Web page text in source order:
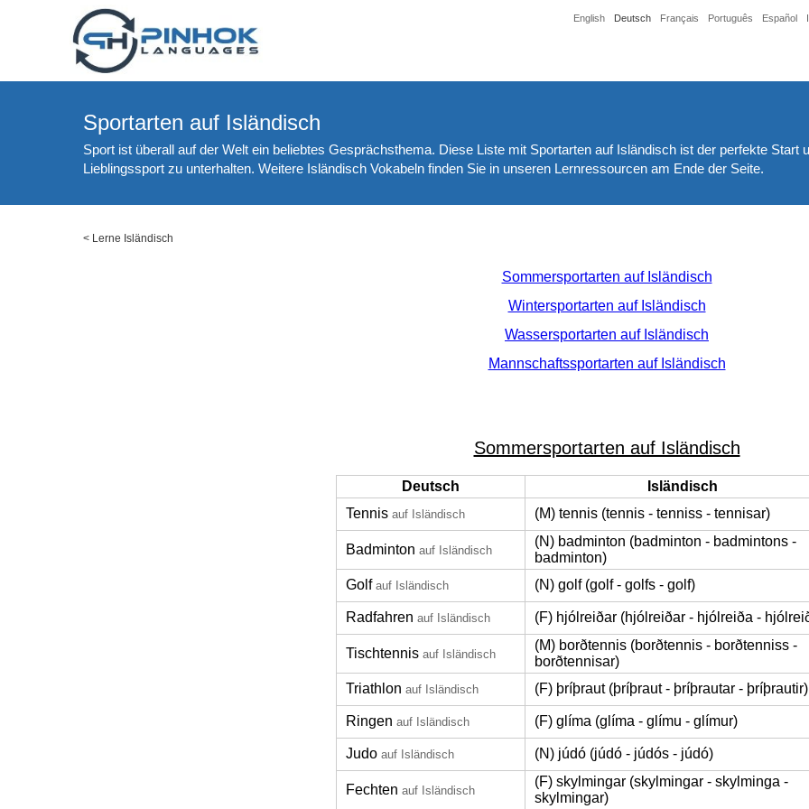
English Deutsch Français Português Español
Sportarten auf Isländisch
Sport ist überall auf der Welt ein beliebtes Gesprächsthema. Diese Liste mit Sportarten auf Isländisch ist der perfekte Start
Lieblingssport zu unterhalten. Weitere Isländisch Vokabeln finden Sie in unseren Lernressourcen am Ende der Seite.
< Lerne Isländisch
Sommersportarten auf Isländisch
Wintersportarten auf Isländisch
Wassersportarten auf Isländisch
Mannschaftssportarten auf Isländisch
Sommersportarten auf Isländisch
Deutsch
Isländisch
Tennis auf Isländisch (M) tennis (tennis - tenniss - tennisar)
Badminton auf Isländisch
(N) badminton (badminton - badmintons -
badminton)
Golf auf Isländisch (N) golf (golf - golfs - golf)
Radfahren auf Isländisch (F) hjólreiðar (hjólreiðar - hjólreiða -
Tischtennis auf Isländisch
(M) borðtennis (borðtennis - borðtenniss -
borðtennisar)
Triathlon auf Isländisch (F) þríþraut (þríþraut - þríþrautar - þríþrautir)
Ringen auf Isländisch (F) glíma (glíma - glímu - glímur)
Judo auf Isländisch (N) júdó (júdó - júdós - júdó)
Fechten auf Isländisch
(F) skylmingar (skylmingar - skylminga -
skylmingar)